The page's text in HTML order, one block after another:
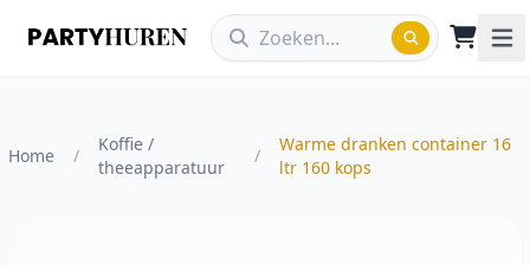
Home /
Koffie /
theeapparatuur
/
Warme dranken container 16
ltr 160 kops